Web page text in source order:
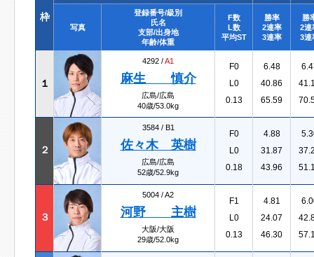
枠
写真
登録番号/級別
氏名
支部/出身地
年齢/体重
F数
L数
平均ST
勝率
2連率
3連率
勝
2連
3連
１
4292 /A1
麻生 慎介
広島/広島
40歳/53.0kg
F0
L0
0.13
6.48
40.86
65.59
２
3584 / B1
佐々木 英樹
広島/広島
52歳/52.9kg
F0
L0
0.18
4.88
31.87
43.96
３
5004 /A2
河野 主樹
大阪/大阪
29歳/52.0kg
F1
L0
0.13
4.81
24.07
46.30